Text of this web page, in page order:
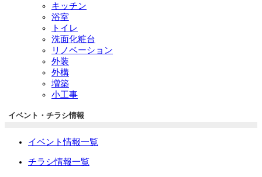
キッチン
浴室
トイレ
洗面化粧台
リノベーション
外装
外構
増築
小工事
イベント・チラシ情報
イベント情報一覧
チラシ情報一覧